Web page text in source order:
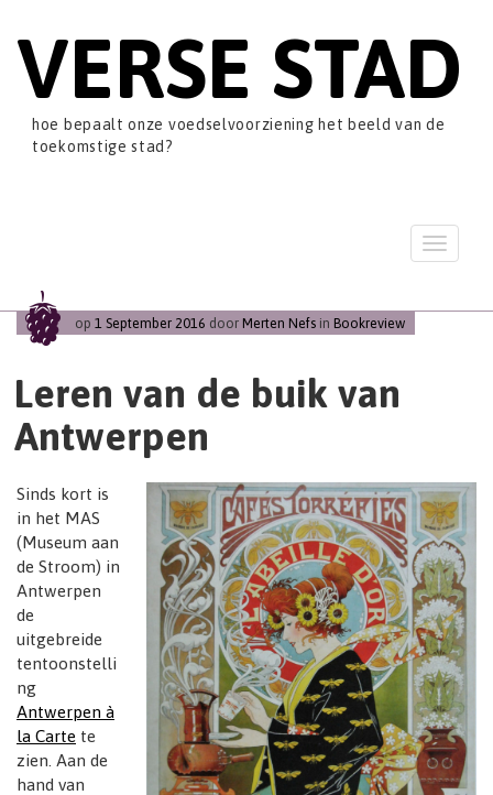
VERSE STAD
hoe bepaalt onze voedselvoorziening het beeld van de
toekomstige stad?
T
o
g
a
t
i
o
n
op 1 September 2016 door Merten Nefs in Bookreview
Leren van de buik van
Antwerpen
Sinds kort is
in het MAS
(Museum aan
de Stroom) in
Antwerpen
de
uitgebreide
tentoonstelli
ng
Antwerpen à
la Carte te
zien. Aan de
hand van